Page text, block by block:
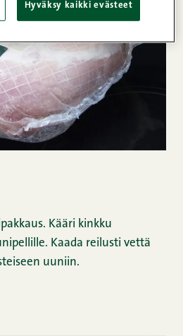
Kääri kinkku
Kaada reilusti vettä
uuniin.
Hyväksy kaikki evästeet